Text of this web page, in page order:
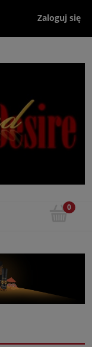
Zaloguj się